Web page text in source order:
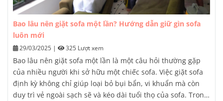
Bao lâu nên giặt sofa một lần? Hướng dẫn giữ gìn sofa
luôn mới
29/03/2025 | 325 Lượt xem
Bao lâu nên giặt sofa một lần là một câu hỏi thường gặp
của nhiều người khi sở hữu một chiếc sofa. Việc giặt sofa
định kỳ không chỉ giúp loại bỏ bụi bẩn, vi khuẩn mà còn
duy trì vẻ ngoài sạch sẽ và kéo dài tuổi thọ của sofa. Trong